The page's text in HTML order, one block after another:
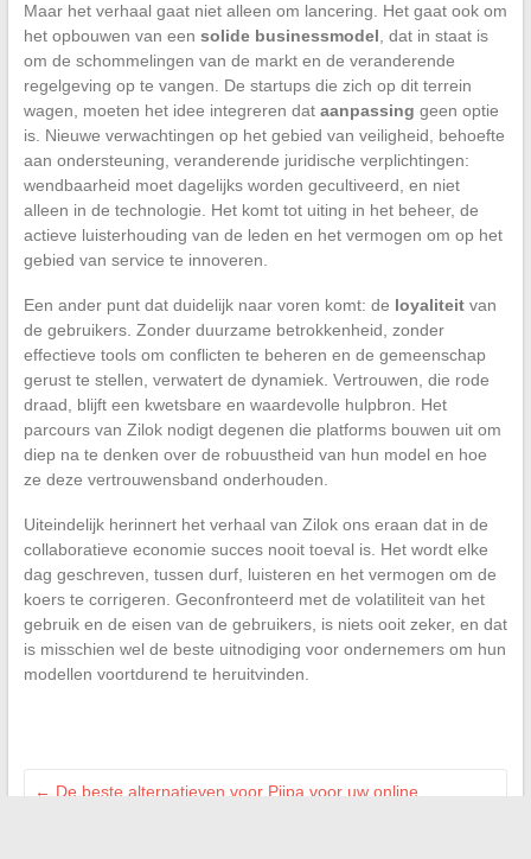
Maar het verhaal gaat niet alleen om lancering. Het gaat ook om
het opbouwen van een solide businessmodel , dat in staat is
om de schommelingen van de markt en de veranderende
regelgeving op te vangen. De startups die zich op dit terrein
wagen, moeten het idee integreren dat aanpassing geen optie
is. Nieuwe verwachtingen op het gebied van veiligheid, behoefte
aan ondersteuning, veranderende juridische verplichtingen:
wendbaarheid moet dagelijks worden gecultiveerd, en niet
alleen in de technologie. Het komt tot uiting in het beheer, de
actieve luisterhouding van de leden en het vermogen om op het
gebied van service te innoveren.
Een ander punt dat duidelijk naar voren komt: de loyaliteitvan
de gebruikers. Zonder duurzame betrokkenheid, zonder
effectieve tools om conflicten te beheren en de gemeenschap
gerust te stellen, verwatert de dynamiek. Vertrouwen, die rode
draad, blijft een kwetsbare en waardevolle hulpbron. Het
parcours van Zilok nodigt degenen die platforms bouwen uit om
diep na te denken over de robuustheid van hun model en hoe
ze deze vertrouwensband onderhouden.
Uiteindelijk herinnert het verhaal van Zilok ons eraan dat in de
collaboratieve economie succes nooit toeval is. Het wordt elke
dag geschreven, tussen durf, luisteren en het vermogen om de
koers te corrigeren. Geconfronteerd met de volatiliteit van het
gebruik en de eisen van de gebruikers, is niets ooit zeker, en dat
is misschien wel de beste uitnodiging voor ondernemers om hun
modellen voortdurend te heruitvinden.
← De beste alternatieven voor Pijpa voor uw online